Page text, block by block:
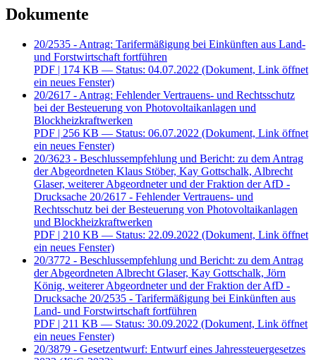
Dokumente
20/2535 - Antrag: Tarifermäßigung bei Einkünften aus Land-
und Forstwirtschaft fortführen
PDF | 174 KB — Status: 04.07.2022 (Dokument, Link öffnet
ein neues Fenster)
20/2617 - Antrag: Fehlender Vertrauens- und Rechtsschutz
bei der Besteuerung von Photovoltaikanlagen und
Blockheizkraftwerken
PDF | 256 KB — Status: 06.07.2022 (Dokument, Link öffnet
ein neues Fenster)
20/3623 - Beschlussempfehlung und Bericht: zu dem Antrag
der Abgeordneten Klaus Stöber, Kay Gottschalk, Albrecht
Glaser, weiterer Abgeordneter und der Fraktion der AfD -
Drucksache 20/2617 - Fehlender Vertrauens- und
Rechtsschutz bei der Besteuerung von Photovoltaikanlagen
und Blockheizkraftwerken
PDF | 210 KB — Status: 22.09.2022 (Dokument, Link öffnet
ein neues Fenster)
20/3772 - Beschlussempfehlung und Bericht: zu dem Antrag
der Abgeordneten Albrecht Glaser, Kay Gottschalk, Jörn
König, weiterer Abgeordneter und der Fraktion der AfD -
Drucksache 20/2535 - Tarifermäßigung bei Einkünften aus
Land- und Forstwirtschaft fortführen
PDF | 211 KB — Status: 30.09.2022 (Dokument, Link öffnet
ein neues Fenster)
20/3879 - Gesetzentwurf: Entwurf eines Jahressteuergesetzes